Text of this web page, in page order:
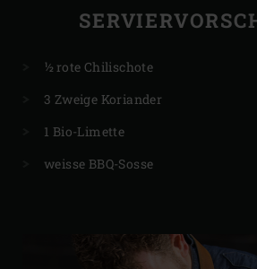
½ rote Chilischote
3 Zweige Koriander
1 Bio-Limette
weisse BBQ-Sosse